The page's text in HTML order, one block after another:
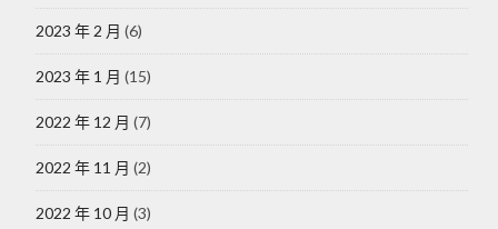
2023 年 2 月 (6)
2023 年 1 月 (15)
2022 年 12 月 (7)
2022 年 11 月 (2)
2022 年 10 月 (3)